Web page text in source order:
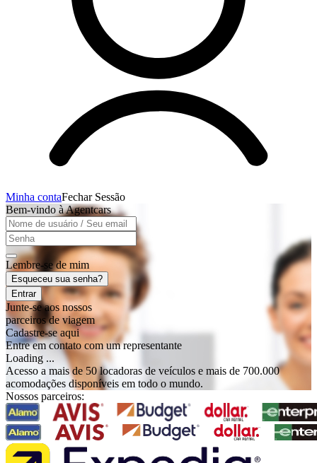
Minha contaFechar Sessão
Bem-vindo à Agentcars
Lembre-se de mim
Esqueceu sua senha?
Entrar
Junte-se aos nossos
parceiros de viagem
Cadastre-se aqui
Entre em contato com um representante
Loading ...
Acesso a mais de 50 locadoras de veículos e mais de 700.000
acomodações disponíveis em todo o mundo.
Nossos parceiros: